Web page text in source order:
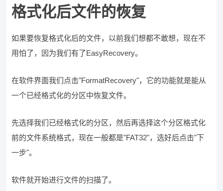
格式化后文件的恢复
如果要恢复格式化后的文件，以前我们想都不敢想，现在不
用怕了，因为我们有了EasyRecovery。
在软件界面我们点击"FormatRecovery"，它的功能就是能从
一个已经格式化的分区中恢复文件。
先选择我们已经格式化的分区，然后再选择这个分区格式化
前的文件系统格式，现在一般都是"FAT32"，选好后点击"下
一步"。
软件就开始进行文件的扫描了。